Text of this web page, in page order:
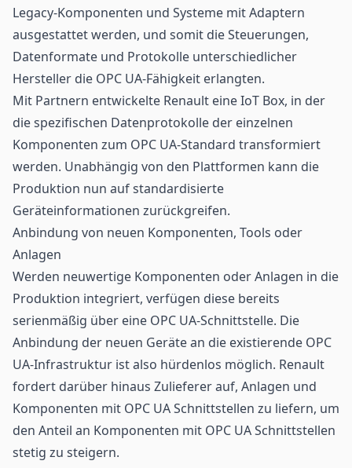
Legacy-Komponenten und Systeme mit Adaptern
ausgestattet werden, und somit die Steuerungen,
Datenformate und Protokolle unterschiedlicher
Hersteller die OPC UA-Fähigkeit erlangten.
Mit Partnern entwickelte Renault eineIoT Box, in der
die spezifischen Datenprotokolle der einzelnen
Komponenten zum OPC UA-Standard transformiert
werden. Unabhängig von den Plattformen kann die
Produktion nun auf standardisierte
Geräteinformationen zurückgreifen.
Anbindung von neuen Komponenten, Tools oder
Anlagen
Werden neuwertige Komponenten oder Anlagen in die
Produktion integriert, verfügen diese bereits
serienmäßig über eine OPC UA-Schnittstelle. Die
Anbindung der neuen Geräte an die existierende OPC
UA-Infrastruktur ist also hürdenlos möglich. Renault
fordert darüber hinaus Zulieferer auf, Anlagen und
Komponenten mit OPC UA Schnittstellen zu liefern, um
den Anteil an Komponenten mit OPC UA Schnittstellen
stetig zu steigern.